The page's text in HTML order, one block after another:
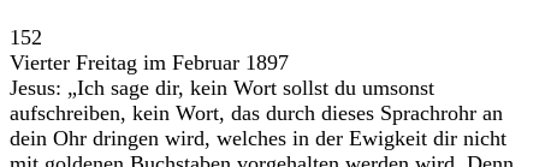
152
Vierter Freitag im Februar 1897
Jesus: „Ich sage dir, kein Wort sollst du umsonst
aufschreiben, kein Wort, das durch dieses Sprachrohr an
dein Ohr dringen wird, welches in der Ewigkeit dir nicht